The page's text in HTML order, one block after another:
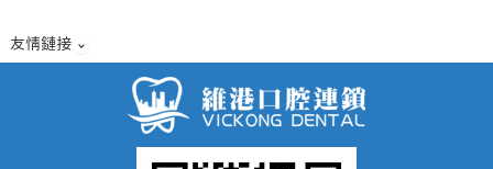
友情鏈接